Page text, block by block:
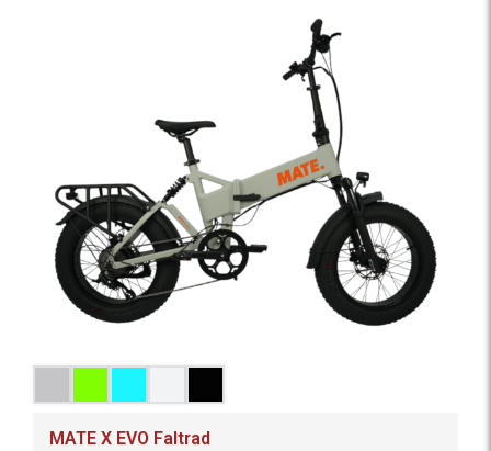
MATE X EVO Faltrad